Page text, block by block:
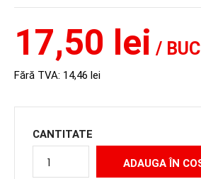
17,50 lei / BUC
Fără TVA: 14,46 lei
CANTITATE